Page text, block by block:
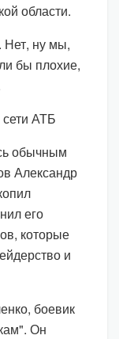
области.
Нет, ну мы,
бы плохие,
АТБ
обычным
Александр
его
которые
и
боевик
Он